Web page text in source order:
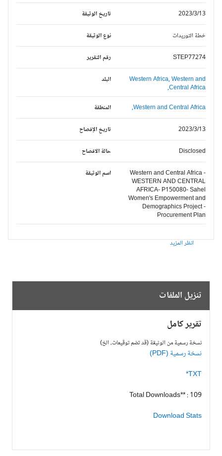
تاريخ الوثيقة 2023/3/13
نوع الوثيقة خطة التوريدات
رقم التقرير STEP77274
البلد Western Africa,Western and
Central Africa,
المنطقة
Western and Central Africa,
تاريخ الإفصاح 2023/3/13
حالة الافصاح Disclosed
اسم الوثيقة
Western and Central Africa -
WESTERN AND CENTRAL
AFRICA- P150080- Sahel
Women's Empowerment and
Demographics Project -
Procurement Plan
انظر المزيد
تنزيل الملفات
تقرير كامل
نسخة رسمية من الوثيقة (قد تضم توقيعات، الخ)
نسخة رسمية (PDF)
TXT*
Total Downloads** : 109
Download Stats